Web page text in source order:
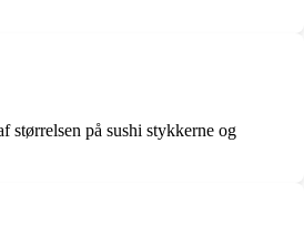
størrelsen på sushi stykkerne og